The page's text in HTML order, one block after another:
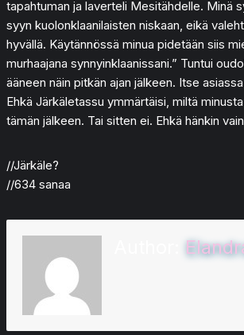
tapahtuman ja laverteli Mesitähdelle. Minä
syyn kuolonklaanilaisten niskaan, eikä
hyvällä. Käytännössä minua pidetään siis
murhaajana synnyinklaanissani.” Tuntui
ääneen näin pitkän ajan jälkeen. Itse
Ehkä Järkäletassu ymmärtäisi, miltä
tämän jälkeen. Tai sitten ei. Ehkä hänkin
//Järkäle?
//634 sanaa